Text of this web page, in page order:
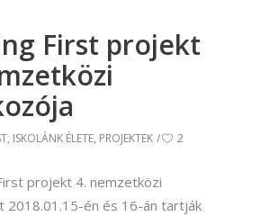
First projekt
, ISKOLÁNK ÉLETE, PROJEKTEK 2
projekt 4. nemzetközi
2018.01.15-én és 16-án tartják